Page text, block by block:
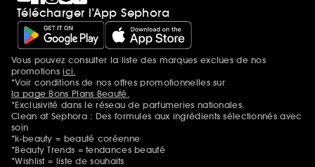
Télécharger l’App Sephora
Mentions additionnelles
Vous pouvez consulter la liste des marques exclues de nos
promotionsici.
*Voir conditions de nos offres promotionnelles sur
la page Bons Plans Beauté.
*Exclusivité dans le réseau de parfumeries nationales.
Clean at Sephora : Des formules aux ingrédients sélectionnés avec
soin
*k-beauty = beauté coréenne
*Beauty Trends = tendances beauté
*Wishlist = liste de souhaits